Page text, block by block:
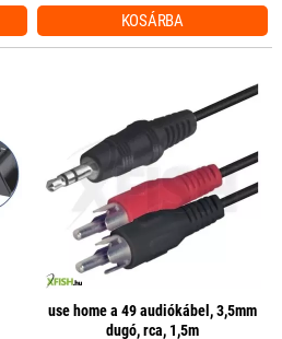
KOSÁRBA
use home a 49 audiókábel, 3,5mm
dugó, rca, 1,5m